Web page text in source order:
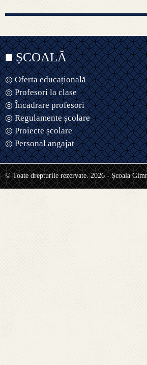
■ ȘCOALĂ
◎ Oferta educațională
◎ Profesori la clase
◎ Încadrare profesori
◎ Regulamente școlare
◎ Proiecte școlare
◎ Personal angajat
© Toate drepturile rezervate. 2026 - Școala